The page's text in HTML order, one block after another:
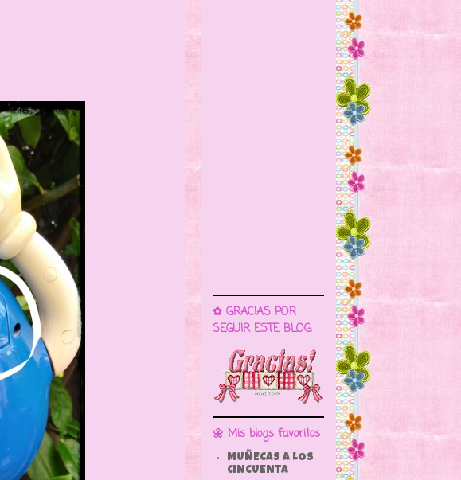
✿ GRACIAS POR
SEGUIR ESTE BLOG
🌼 Mis blogs favoritos
MUÑECAS A LOS
CINCUENTA